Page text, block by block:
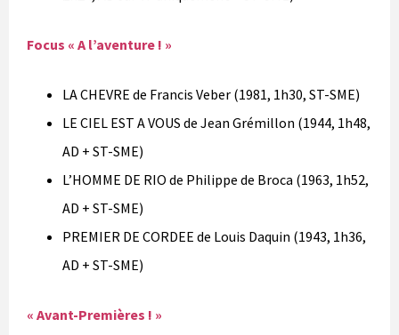
Focus « A l’aventure ! »
LA CHEVRE de Francis Veber (1981, 1h30, ST-SME)
LE CIEL EST A VOUS de Jean Grémillon (1944, 1h48,
AD + ST-SME)
L’HOMME DE RIO de Philippe de Broca (1963, 1h52,
AD + ST-SME)
PREMIER DE CORDEE de Louis Daquin (1943, 1h36,
AD + ST-SME)
« Avant-Premières ! »